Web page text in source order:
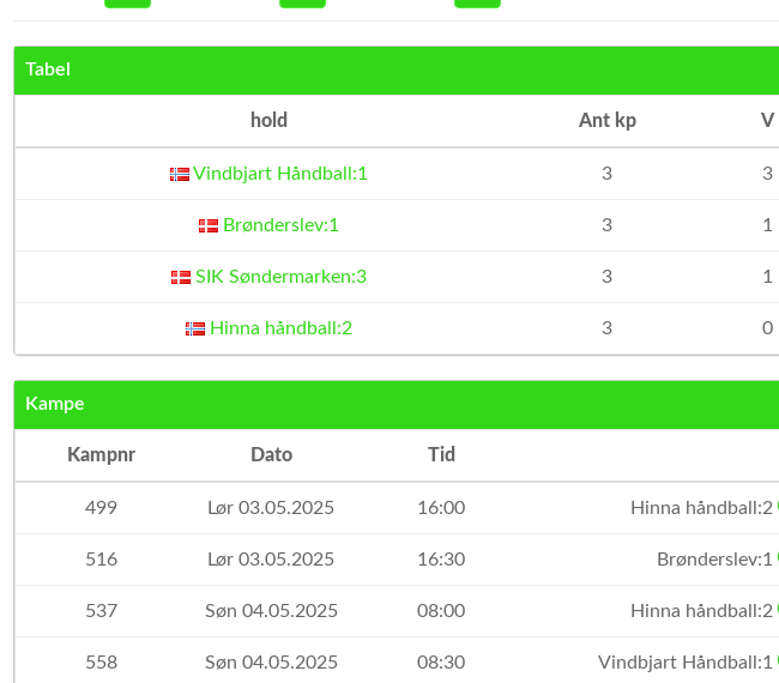
Tabel
hold Ant kp V
Vindbjart Håndball:1 3 3
Brønderslev:1 3 1
SIK Søndermarken:3 3 1
Hinna håndball:2 3 0
Kampe
Kampnr Dato Tid
499 Lør 03.05.2025 16:00 Hinna håndball:2
516 Lør 03.05.2025 16:30 Brønderslev:1
537 Søn 04.05.2025 08:00 Hinna håndball:2
558 Søn 04.05.2025 08:30 Vindbjart Håndball:1